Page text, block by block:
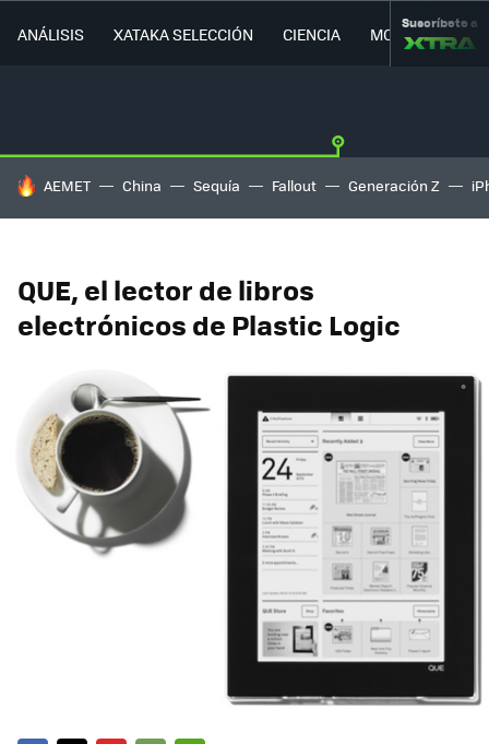
ANÁLISIS XATAKA SELECCIÓN CIENCIA MOVILIDAD
Suscríbete a
HOY SE HABLA DE
AEMET China Sequía Fallout Generación Z
QUE, el lector de libros
electrónicos de Plastic Logic